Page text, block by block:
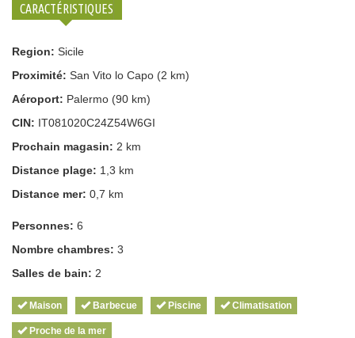
CARACTÉRISTIQUES
Region: Sicile
Proximité: San Vito lo Capo (2 km)
Aéroport: Palermo (90 km)
CIN: IT081020C24Z54W6GI
Prochain magasin: 2 km
Distance plage: 1,3 km
Distance mer: 0,7 km
Personnes: 6
Nombre chambres: 3
Salles de bain: 2
Maison Barbecue Piscine Climatisation
Proche de la mer